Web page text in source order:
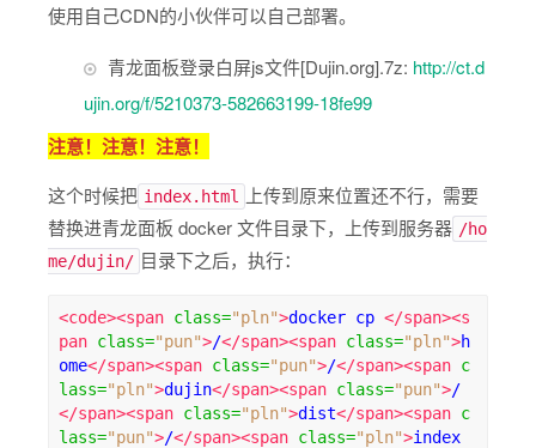
使用自己CDN的小伙伴可以自己部署。
青龙面板登录白屏js文件[Dujin.org].7z: http://ct.d
ujin.org/f/5210373-582663199-18fe99
注意！注意！注意！
这个时候把 index.html
上传到原来位置还不行，需要
替换进青龙面板 docker 文件目录下，上传到服务器 /ho
me/dujin/ 目录下之后，执行：
<code><span class="pln">docker cp </span><s
pan class="pun">/</span><span class="pln">h
ome</span><span class="pun">/</span><span c
lass="pln">dujin</span><span class="pun">/
</span><span class="pln">dist</span><span c
lass="pun">/</span><span class="pln">index